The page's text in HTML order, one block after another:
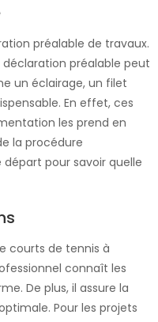
préalable de travaux.
préalable peut
un éclairage, un filet
En effet, ces
les prend en
la procédure
pour savoir quelle
courts de tennis à
connaît les
De plus, il assure la
Pour les projets